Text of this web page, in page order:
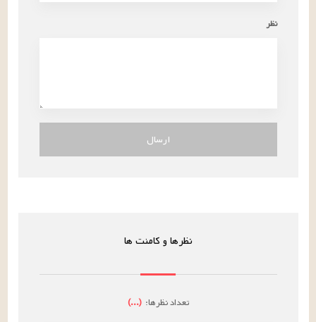
نظر
ارسال
نظرها و کامنت ها
تعداد نظرها: (
...
)